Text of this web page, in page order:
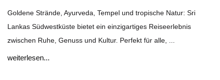
Goldene Strände, Ayurveda, Tempel und tropische Natur: Sri
Lankas Südwestküste bietet ein einzigartiges Reiseerlebnis
zwischen Ruhe, Genuss und Kultur. Perfekt für alle, ...
weiterlesen...